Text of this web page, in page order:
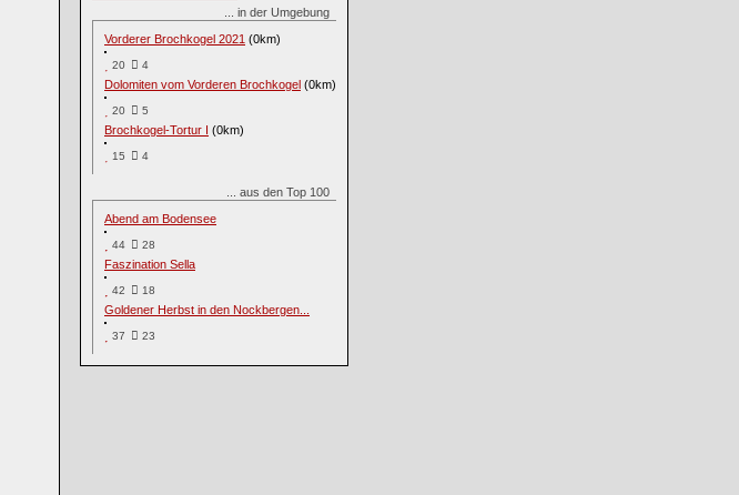
... in der Umgebung
Vorderer Brochkogel 2021 (0km)
20 4
Dolomiten vom Vorderen Brochkogel (0km)
20 5
Brochkogel-Tortur I (0km)
15 4
... aus den Top 100
Abend am Bodensee
44 28
Faszination Sella
42 18
Goldener Herbst in den Nockbergen...
37 23